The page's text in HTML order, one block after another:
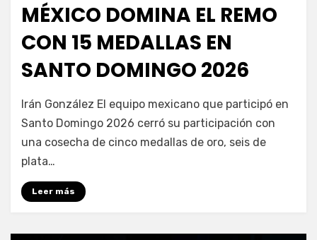
MÉXICO DOMINA EL REMO
CON 15 MEDALLAS EN
SANTO DOMINGO 2026
por Fernando Miranda Servín
Irán González El equipo mexicano que participó en
Santo Domingo 2026 cerró su participación con
una cosecha de cinco medallas de oro, seis de
plata…
Leer más